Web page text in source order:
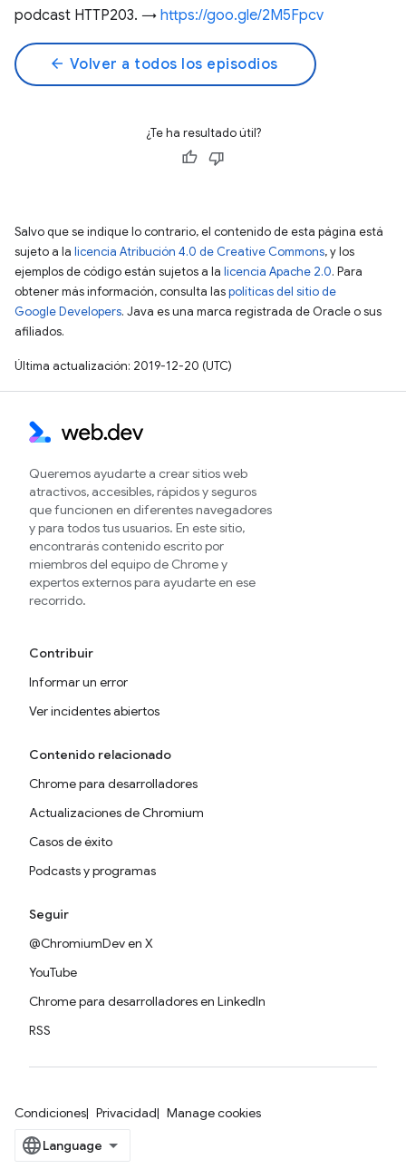
podcast HTTP203. → https://goo.gle/2M5Fpcv
arrow_back Volver a todos los episodios
¿Te ha resultado útil?
Salvo que se indique lo contrario, el contenido de esta página está
sujeto a la licencia Atribución 4.0 de Creative Commons, y los
ejemplos de código están sujetos a la licencia Apache 2.0. Para
obtener más información, consulta laspolíticas del sitio de
Google Developers. Java es una marca registrada de Oracle o sus
afiliados.
Última actualización: 2019-12-20 (UTC)
Queremos ayudarte a crear sitios web
atractivos, accesibles, rápidos y seguros
que funcionen en diferentes navegadores
y para todos tus usuarios. En este sitio,
encontrarás contenido escrito por
miembros del equipo de Chrome y
expertos externos para ayudarte en ese
recorrido.
Contribuir
Informar un error
Ver incidentes abiertos
Contenido relacionado
Chrome para desarrolladores
Actualizaciones de Chromium
Casos de éxito
Podcasts y programas
Seguir
@ChromiumDev en X
YouTube
Chrome para desarrolladores en LinkedIn
RSS
Condiciones Privacidad Manage cookies